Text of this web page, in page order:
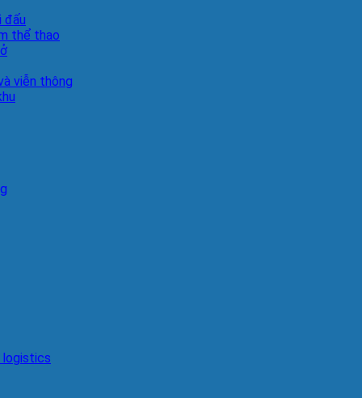
đấu
thể thao
viễn thông
logistics